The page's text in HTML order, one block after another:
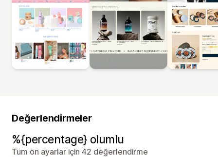
Değerlendirmeler
%{percentage} olumlu
Tüm ön ayarlar için 42 değerlendirme